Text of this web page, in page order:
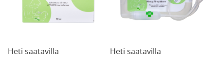
Heti saatavilla
Heti saatavilla